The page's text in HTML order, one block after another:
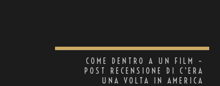
COME DENTRO A UN FILM –
POST RECENSIONE DI C’ERA
UNA VOLTA IN AMERICA